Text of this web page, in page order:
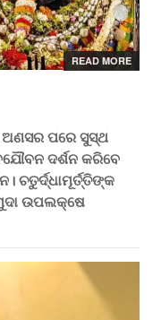
READ MORE
ଅଣସର ପରେ ସୁସ୍ଥ
ଦର୍ଶନ କରିବେ
ଚତୁର୍ଦ୍ଧାମୂର୍ତ୍ତିଙ୍କ
ଉପଲକ୍ଷେ